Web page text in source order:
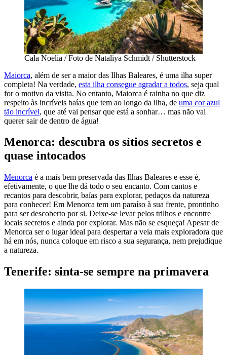
Cala Noelia / Foto de Nataliya Schmidt / Shutterstock
Maiorca, além de ser a maior das Ilhas Baleares, é uma ilha super
completa! Na verdade, esta ilha consegue agradar a todos, seja qual
for o motivo da visita. No entanto, Maiorca é rainha no que diz
respeito às incríveis baías que tem ao longo da ilha, de uma cor azul
tão incrível, que até vai pensar que está a sonhar… mas não vai
querer sair de dentro de água!
Menorca: descubra os sítios secretos e
quase intocados
Menorca é a mais bem preservada das Ilhas Baleares e esse é,
efetivamente, o que lhe dá todo o seu encanto. Com cantos e
recantos para descobrir, baías para explorar, pedaços da natureza
para conhecer! Em Menorca tem um paraíso à sua frente, prontinho
para ser descoberto por si. Deixe-se levar pelos trilhos e encontre
locais secretos e ainda por explorar. Mas não se esqueça! Apesar de
Menorca ser o lugar ideal para despertar a veia mais exploradora que
há em nós, nunca coloque em risco a sua segurança, nem prejudique
a natureza.
Tenerife: sinta-se sempre na primavera